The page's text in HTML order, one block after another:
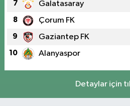
7 Galatasaray
8 Çorum FK
9 Gaziantep FK
10 Alanyaspor
Detaylar için